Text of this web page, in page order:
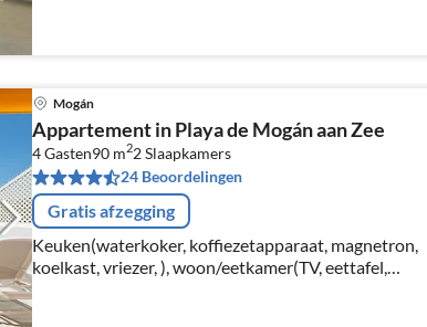
Mogán
Appartement in Playa de Mogán aan Zee
4 Gasten90 m22Slaapkamers
24 Beoordelingen
Gratis afzegging
Keuken(waterkoker, koffiezetapparaat, magnetron,
koelkast, vriezer, ), woon/eetkamer(TV, eettafel,
zithoek), slaapkamer(2-pers. bed), slaapkamer(1-pers.
bed, 1-pers. bed)